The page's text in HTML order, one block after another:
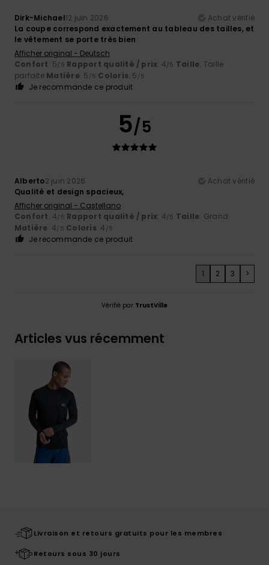
Dirk-Michael12 juin 2026
Achat vérifié
La coupe correspond exactement au tableau des tailles, et
le vêtement se porte très bien
Afficher original - Deutsch
Confort: 5/5 Rapport qualité / prix: 4/5 Taille: Taille
parfaite Matière: 5 /5 Coloris: 5 /5
Je recommande ce produit
5/5
Alberto2 juin 2026
Achat vérifié
Qualité et design spacieux,
Afficher original - Castellano
Confort: 4/5 Rapport qualité / prix: 4/5 Taille: Grand
Matière: 4/5 Coloris: 4 /5
Je recommande ce produit
1 2 3 >
Vérifié par TrustVille
Articles vus récemment
Livraison et retours gratuits pour les membres
Retours sous 30 jours